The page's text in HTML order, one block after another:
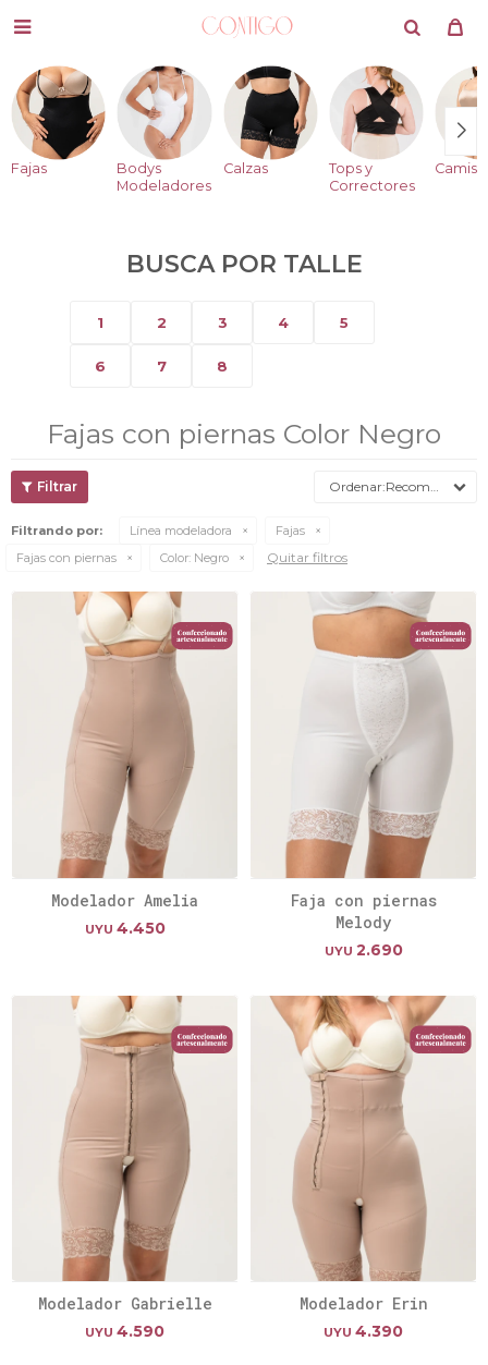

Fajas
Bodys
Modeladores
Calzas
Tops y
Correctores
BUSCA POR TALLE
1 2 3 4 5
6 7 8
Fajas con piernas Color Negro
Recomendados
Filtrando por: Línea modeladora
Fajas
Fajas con piernas
Color: Negro Quitar filtros
Modelador Amelia
UYU 4.450
Faja con piernas
Melody
UYU 2.690
Modelador Gabrielle
UYU 4.590
Modelador Erin
UYU 4.390